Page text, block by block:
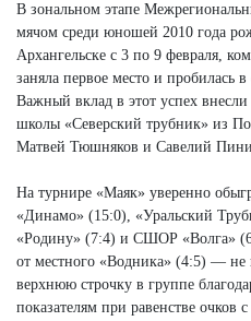
В зональном этапе
мячом среди юношей 2010 года
Архангельске с 3 по 9 февраля,
заняла первое место и пробилась
Важный вклад в этот успех
школы «Северский трубник» из
Матвей Тюшняков и Савелий
На турнире «Маяк» уверенно
«Динамо» (15:0), «Уральский
«Родину» (7:4) и СШОР «Волга»
от местного «Водника» (4:5) — не
верхнюю строчку в группе
показателям при равенстве очков